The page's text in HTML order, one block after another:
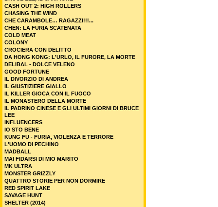
CASH OUT 2: HIGH ROLLERS
CHASING THE WIND
CHE CARAMBOLE… RAGAZZI!!!...
CHEN: LA FURIA SCATENATA
COLD MEAT
COLONY
CROCIERA CON DELITTO
DA HONG KONG: L'URLO, IL FURORE, LA MORTE
DELIBAL - DOLCE VELENO
GOOD FORTUNE
IL DIVORZIO DI ANDREA
IL GIUSTIZIERE GIALLO
IL KILLER GIOCA CON IL FUOCO
IL MONASTERO DELLA MORTE
IL PADRINO CINESE E GLI ULTIMI GIORNI DI BRUCE
LEE
INFLUENCERS
IO STO BENE
KUNG FU - FURIA, VIOLENZA E TERRORE
L'UOMO DI PECHINO
MADBALL
MAI FIDARSI DI MIO MARITO
MK ULTRA
MONSTER GRIZZLY
QUATTRO STORIE PER NON DORMIRE
RED SPIRIT LAKE
SAVAGE HUNT
SHELTER (2014)